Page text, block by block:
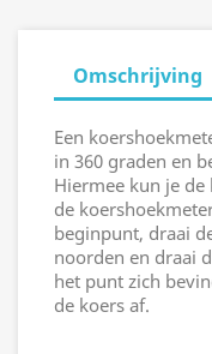
Omschrijving
Een
in 360 graden en
Hiermee kun je
de
beginpunt, draai
noorden en draai
het punt zich
de koers af.